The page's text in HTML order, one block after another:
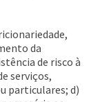
da
de risco à
serviços,
particulares; d)